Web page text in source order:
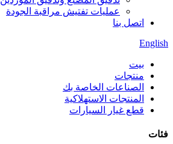
عمليات تفتيش مراقبة الجودة
اتصل بنا
English
بيت
منتجات
الصناعات الخاصة بك
المنتجات الاستهلاكية
قطع غيار السيارات
فئات